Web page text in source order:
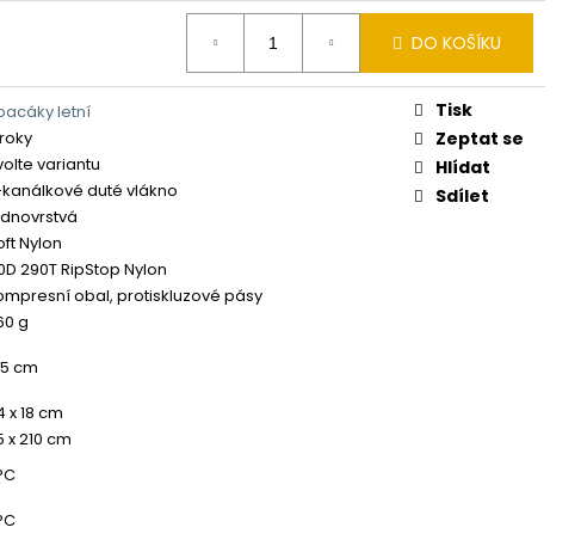
DO KOŠÍKU
letní
variantu
duté vlákno
Nylon
290T RipStop Nylon
obal, protiskluzové pásy
g
cm
x 18 cm
x 210 cm
Tisk
Zeptat se
Hlídat
Sdílet